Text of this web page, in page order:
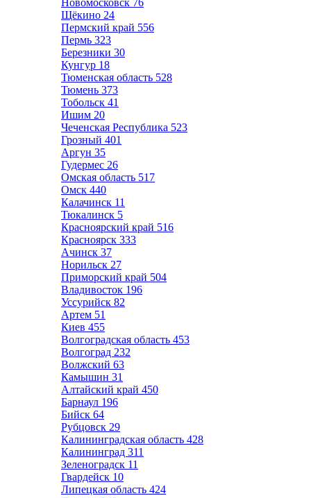
Новомосковск 76
Щёкино 24
Пермский край 556
Пермь 323
Березники 30
Кунгур 18
Тюменская область 528
Тюмень 373
Тобольск 41
Ишим 20
Чеченская Республика 523
Грозный 401
Аргун 35
Гудермес 26
Омская область 517
Омск 440
Калачинск 11
Тюкалинск 5
Красноярский край 516
Красноярск 333
Ачинск 37
Норильск 27
Приморский край 504
Владивосток 196
Уссурийск 82
Артем 51
Киев 455
Волгоградская область 453
Волгоград 232
Волжский 63
Камышин 31
Алтайский край 450
Барнаул 196
Бийск 64
Рубцовск 29
Калининградская область 428
Калининград 311
Зеленоградск 11
Гвардейск 10
Липецкая область 424